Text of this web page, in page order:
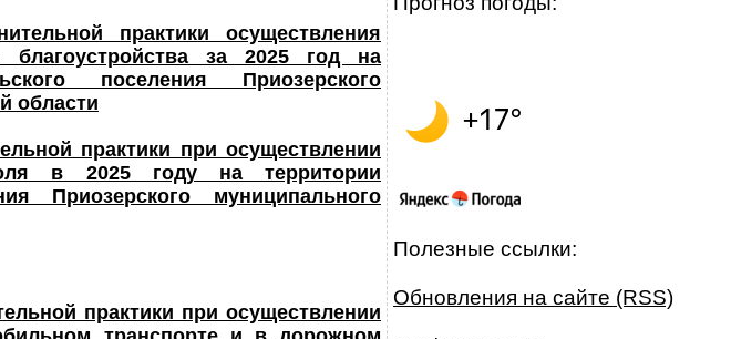
практики осуществления
за 2025 год на
поселения Приозерского
области
практики при осуществлении
в 2025 году на территории
Приозерского муниципального
практики при осуществлении
Полезные ссылки:
Обновления на сайте (RSS)